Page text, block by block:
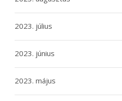
2023. július
2023. június
2023. május